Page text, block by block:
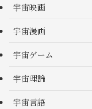
宇宙映画
宇宙漫画
宇宙ゲーム
宇宙理論
宇宙言語